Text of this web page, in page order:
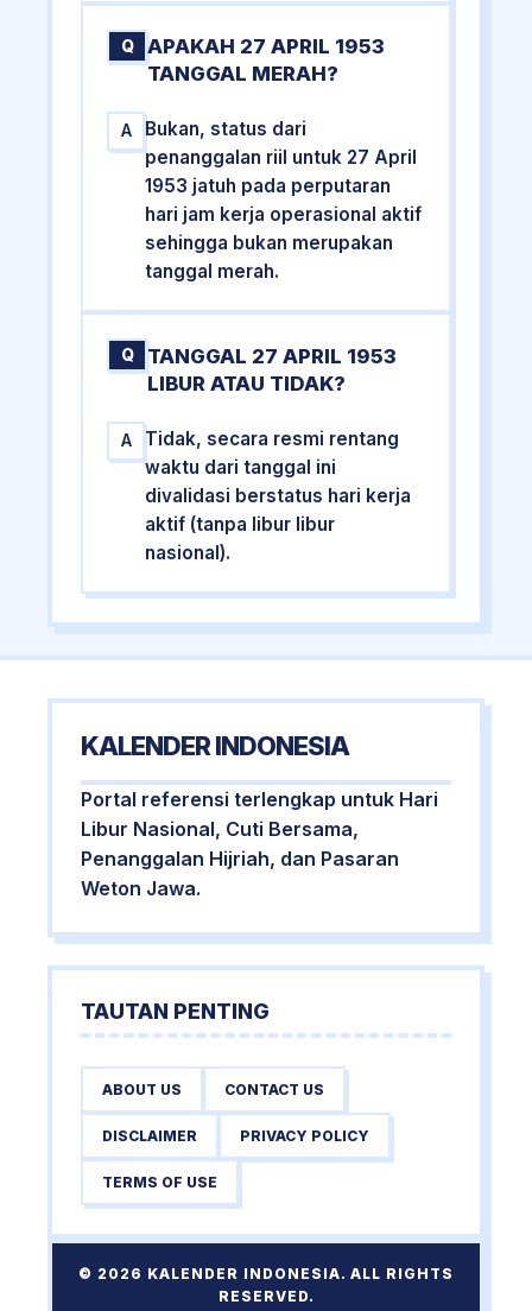
Q
APAKAH 27 APRIL 1953
TANGGAL MERAH?
A
Bukan, status dari
penanggalan riil untuk 27 April
1953 jatuh pada perputaran
hari jam kerja operasional aktif
sehingga bukan merupakan
tanggal merah.
Q
TANGGAL 27 APRIL 1953
LIBUR ATAU TIDAK?
A
Tidak, secara resmi rentang
waktu dari tanggal ini
divalidasi berstatus hari kerja
aktif (tanpa libur libur
nasional).
KALENDER INDONESIA
Portal referensi terlengkap untuk Hari
Libur Nasional, Cuti Bersama,
Penanggalan Hijriah, dan Pasaran
Weton Jawa.
TAUTAN PENTING
ABOUT US CONTACT US
DISCLAIMER PRIVACY POLICY
TERMS OF USE
© 2026 KALENDER INDONESIA. ALL RIGHTS
RESERVED.